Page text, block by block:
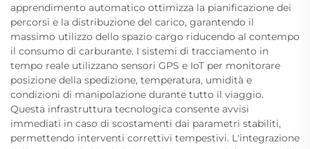
apprendimento automatico ottimizza la pianificazione dei
percorsi e la distribuzione del carico, garantendo il
massimo utilizzo dello spazio cargo riducendo al contempo
il consumo di carburante. I sistemi di tracciamento in
tempo reale utilizzano sensori GPS e IoT per monitorare
posizione della spedizione, temperatura, umidità e
condizioni di manipolazione durante tutto il viaggio.
Questa infrastruttura tecnologica consente avvisi
immediati in caso di scostamenti dai parametri stabiliti,
permettendo interventi correttivi tempestivi. L'integrazione